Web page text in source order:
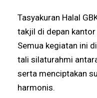
Tasyakuran Halal
takjil di depan kantor
Semua kegiatan ini
tali silaturahmi
serta menciptakan
harmonis.